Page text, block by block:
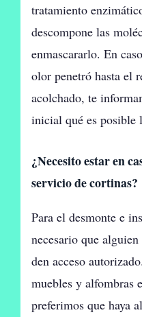
tratamiento
descompone las
enmascararlo. En
olor penetró hasta el
acolchado, te
inicial qué es posible
¿Necesito estar en
servicio de cortinas?
Para el desmonte e
necesario que
den acceso
muebles y alfombras
preferimos que haya